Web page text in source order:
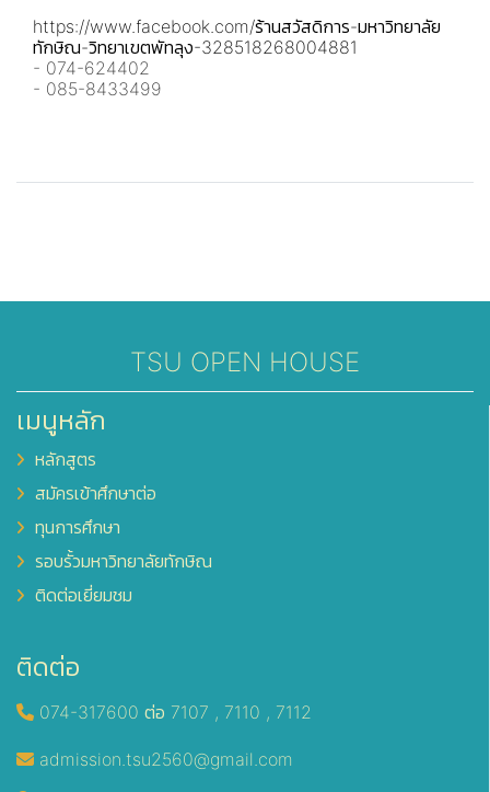
https://www.facebook.com/ร้านสวัสดิการ-มหาวิทยาลัย
ทักษิณ-วิทยาเขตพัทลุง-328518268004881
- 074-624402
- 085-8433499
TSU OPEN HOUSE
เมนูหลัก
หลักสูตร
สมัครเข้าศึกษาต่อ
ทุนการศึกษา
รอบรั้วมหาวิทยาลัยทักษิณ
ติดต่อเยี่ยมชม
ติดต่อ
074-317600 ต่อ 7107 , 7110 , 7112
admission.tsu2560@gmail.com